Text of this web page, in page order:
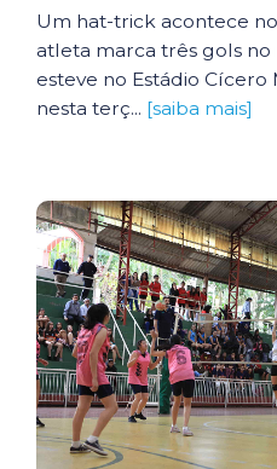
Um hat-trick acontece
atleta marca três gols
esteve no Estádio Cícero
nesta terç... [saiba mais]